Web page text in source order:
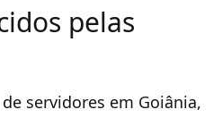
pelas
servidores em Goiânia,